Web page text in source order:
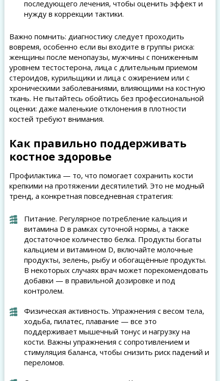
последующего лечения, чтобы оценить эффект и
нужду в коррекции тактики.
Важно помнить: диагностику следует проходить
вовремя, особенно если вы входите в группы риска:
женщины после менопаузы, мужчины с пониженным
уровнем тестостерона, лица с длительным приемом
стероидов, курильщики и лица с ожирением или с
хроническими заболеваниями, влияющими на костную
ткань. Не пытайтесь обойтись без профессиональной
оценки: даже маленькие отклонения в плотности
костей требуют внимания.
Как правильно поддерживать
костное здоровье
Профилактика — то, что помогает сохранить кости
крепкими на протяжении десятилетий. Это не модный
тренд, а конкретная повседневная стратегия:
Питание. Регулярное потребление кальция и
витамина D в рамках суточной нормы, а также
достаточное количество белка. Продукты богаты
кальцием и витамином D, включайте молочные
продукты, зелень, рыбу и обогащённые продукты.
В некоторых случаях врач может порекомендовать
добавки — в правильной дозировке и под
контролем.
Физическая активность. Упражнения с весом тела,
ходьба, пилатес, плавание — все это
поддерживает мышечный тонус и нагрузку на
кости. Важны упражнения с сопротивлением и
стимуляция баланса, чтобы снизить риск падений и
переломов.